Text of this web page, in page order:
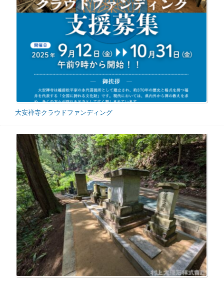
大安禅寺クラウドファンディング